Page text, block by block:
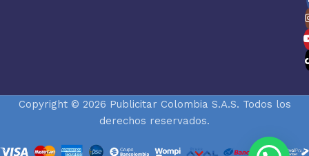
Copyright © 2026 Publicitar Colombia S.A.S. Todos los
derechos reservados.